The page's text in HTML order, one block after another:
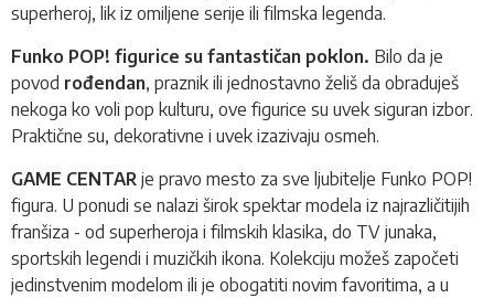
superheroj, lik iz omiljene serije ili filmska legenda.
Funko POP! figurice su fantastičan poklon. Bilo da je
povod rođendan, praznik ili jednostavno želiš da obraduješ
nekoga ko voli pop kulturu, ove figurice su uvek siguran izbor.
Praktične su, dekorativne i uvek izazivaju osmeh.
GAME CENTAR je pravo mesto za sve ljubitelje Funko POP!
figura. U ponudi se nalazi širok spektar modela iz najrazličitijih
franšiza - od superheroja i filmskih klasika, do TV junaka,
sportskih legendi i muzičkih ikona. Kolekciju možeš započeti
jedinstvenim modelom ili je obogatiti novim favoritima, a u